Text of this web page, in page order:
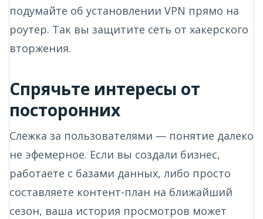
подумайте об установлении VPN прямо на
роутер. Так вы защитите сеть от хакерского
вторжения.
Спрячьте интересы от
посторонних
Слежка за пользователями — понятие далеко
не эфемерное. Если вы создали бизнес,
работаете с базами данных, либо просто
составляете контент-план на ближайший
сезон, ваша история просмотров может